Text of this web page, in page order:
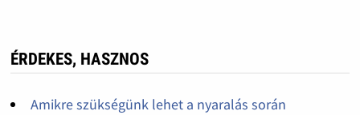
ÉRDEKES, HASZNOS
Amikre szükségünk lehet a nyaralás során